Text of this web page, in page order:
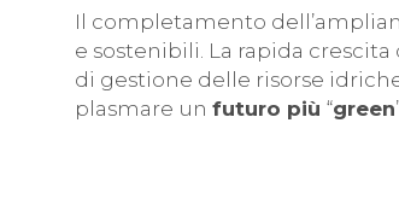
Il completamento
e sostenibili. La rapida
di gestione delle risorse
plasmare un futuro più “green